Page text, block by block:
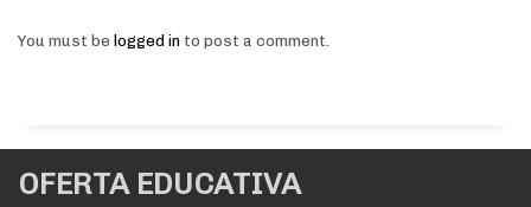
You must be logged in to post a comment.
OFERTA EDUCATIVA